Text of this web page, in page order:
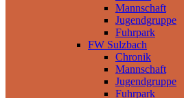
Mannschaft
Jugendgruppe
Fuhrpark
FW Sulzbach
Chronik
Mannschaft
Jugendgruppe
Fuhrpark